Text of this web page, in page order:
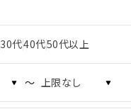
30代40代50代以上
〜